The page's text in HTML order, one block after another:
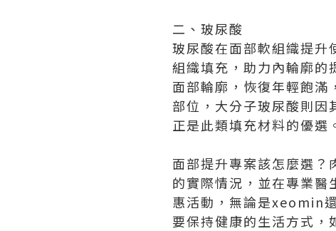
二、玻尿酸
玻尿酸在面部軟組織提升
組織填充，助力內輪廓
面部輪廓，恢復年輕飽
部位，大分子玻尿酸則
正是此類填充材料的優選
面部提升專案該怎麼選
的實際情況，並在專業
惠活動，無論是xeomin
要保持健康的生活方式，